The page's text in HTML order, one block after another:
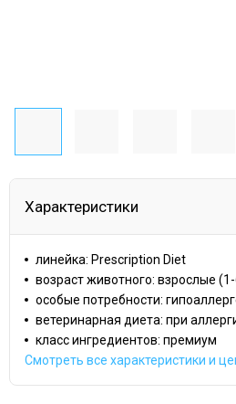
Характеристики
линейка: Prescription Diet
возраст животного: взрослые
особые потребности:
ветеринарная диета: при
класс ингредиентов: премиум
Смотреть все характеристики и